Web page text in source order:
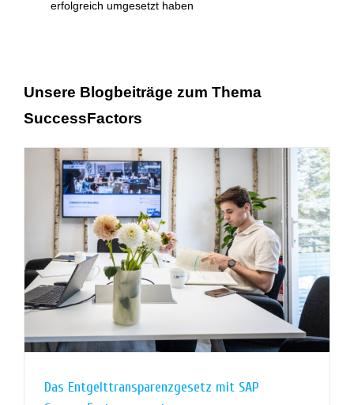
erfolgreich umgesetzt haben
Unsere Blogbeiträge zum Thema
SuccessFactors
Das Entgelttransparenzgesetz mit SAP